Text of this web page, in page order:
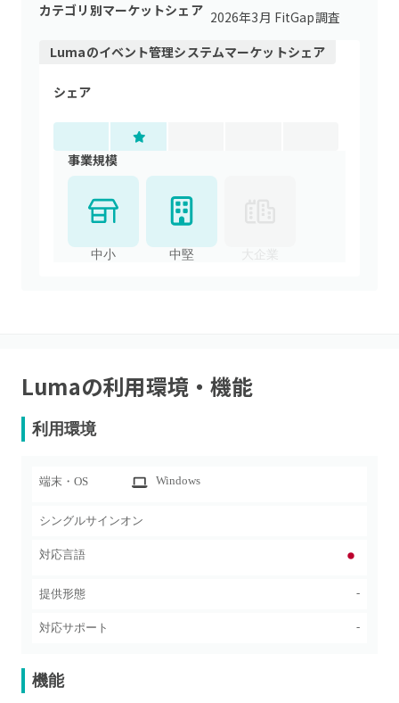
カテゴリ別マーケットシェア 2026年3月 FitGap調査
Lumaのイベント管理システムマーケットシェア
シェア
事業規模
中小 中堅 大企業
Lumaの利用環境・機能
利用環境
端末・OS Windows
シングルサインオン
対応言語
提供形態 -
対応サポート -
機能